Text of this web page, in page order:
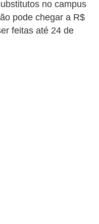
no campus
pode chegar a R$
feitas até 24 de